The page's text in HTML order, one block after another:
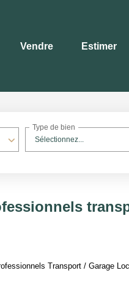
Vendre Estimer
Sélectionnez...
Type de bien
Transport / Garage